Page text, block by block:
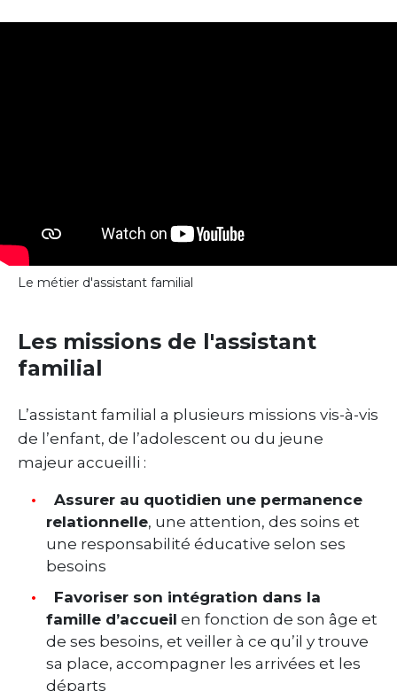
Le métier d'assistant familial
Les missions de l'assistant
familial
L’assistant familial a plusieurs missions vis-à-vis
de l’enfant, de l’adolescent ou du jeune
majeur accueilli :
Assurer au quotidien une permanence
relationnelle, une attention, des soins et
une responsabilité éducative selon ses
besoins
Favoriser son intégration dans la
famille d’accueil en fonction de son âge et
de ses besoins, et veiller à ce qu’il y trouve
sa place, accompagner les arrivées et les
départs